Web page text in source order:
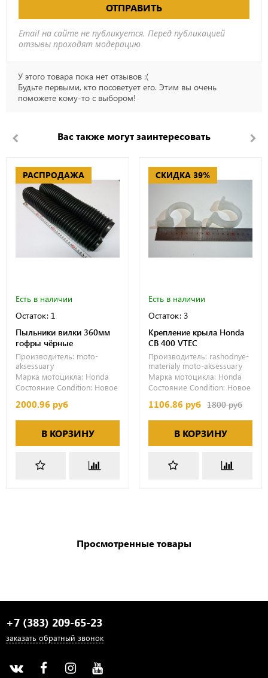
ОТПРАВИТЬ
Email на сайте не публикуется. Перед публикацией
отзывы проходят модерацию
У этого товара пока нет отзывов :(
Будьте первыми, кто посоветует его. Этим вы очень
поможете кому-то с выбором!
Вас также могут заинтересовать
РАСПРОДАЖА
Есть в наличии
Остаток: 1
Пыльники вилки 360мм
гофры чёрные
Производитель: moto-
aksessuary
Марка мотоцикла: Honda
Состояние Condition: Новое
2000.96 руб
В КОРЗИНУ
СКИДКА 39%
Есть в наличии
Остаток: 3
Крепление крыла Honda
CB 400 VTEC
Производитель: rashodnye-
materialy moto-aksessuary
Марка мотоцикла: Honda
Состояние Condition: Новое
1106.86 руб 1800 руб
В КОРЗИНУ
Просмотренные товары
+7 (383) 209-65-23
заказать обратный звонок